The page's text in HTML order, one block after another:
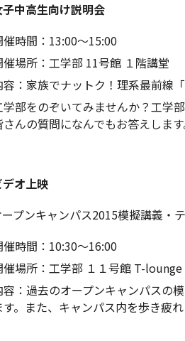
子中高生向け説明会
催時間：13:00〜15:00
催場所：工学部 11号館 １階講堂
容：家族でナットク！理系最前線
学部をのぞいてみませんか？工学
さんの質問になんでもお答えしま
デオ上映
ープンキャンパス2015模擬講義・
催時間：10:30〜16:00
催場所：工学部 １１号館 T-lounge
容：過去のオープンキャンパスの
す。また、キャンパス内を歩き疲